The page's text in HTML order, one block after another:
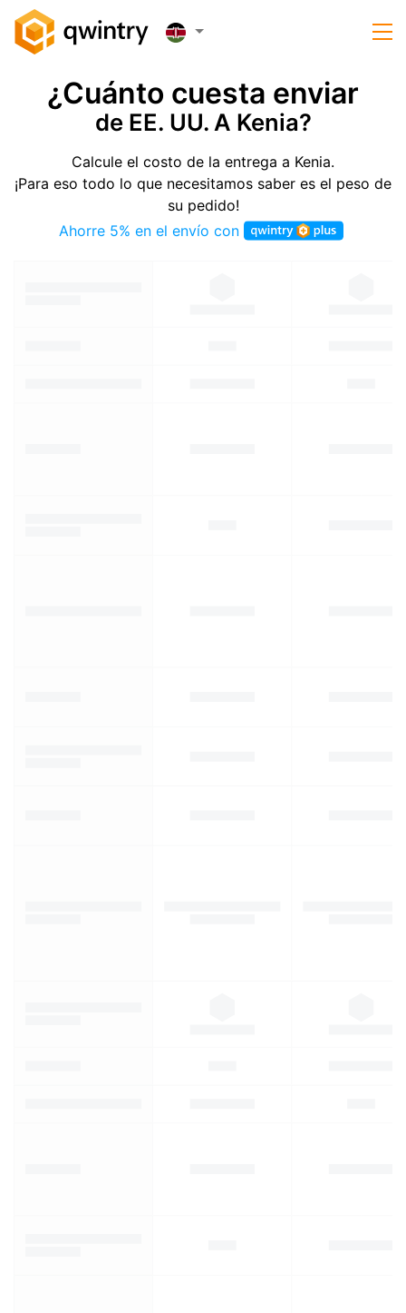
¿Cuánto cuesta enviar
de EE. UU. A Kenia?
Calcule el costo de la entrega a Kenia.
¡Para eso todo lo que necesitamos saber es el peso de
su pedido!
Ahorre 5% en el envío con